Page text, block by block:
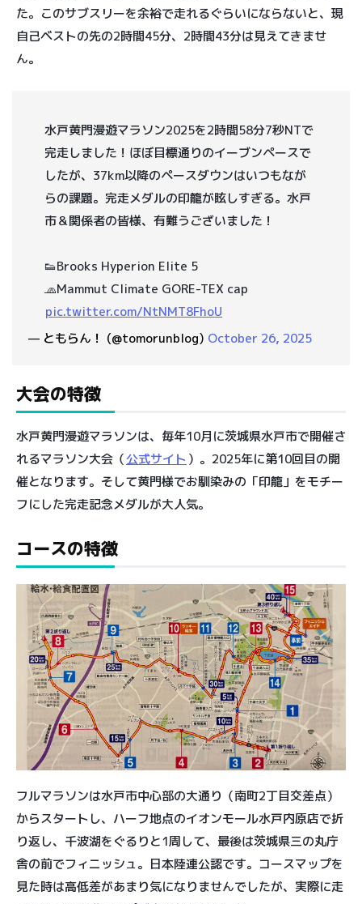
た。このサブスリーを余裕で走れるぐらいにならないと、現
自己ベストの先の2時間45分、2時間43分は見えてきませ
ん。
水戸黄門漫遊マラソン2025を2時間58分7秒NTで
完走しました！ほぼ目標通りのイーブンペースで
したが、37km以降のペースダウンはいつもなが
らの課題。完走メダルの印籠が眩しすぎる。水戸
市＆関係者の皆様、有難うございました！
👟Brooks Hyperion Elite 5
🧢Mammut Climate GORE-TEX cap
pic.twitter.com/NtNMT8FhoU
— ともらん！ (@tomorunblog) October 26, 2025
大会の特徴
水戸黄門漫遊マラソンは、毎年10月に茨城県水戸市で開催さ
れるマラソン大会（公式サイト ）。2025年に第10回目の開
催となります。そして黄門様でお馴染みの「印籠」をモチー
フにした完走記念メダルが大人気。
コースの特徴
フルマラソンは水戸市中心部の大通り（南町2丁目交差点）
からスタートし、ハーフ地点のイオンモール水戸内原店で折
り返し、千波湖をぐるりと1周して、最後は茨城県三の丸庁
舎の前でフィニッシュ。日本陸連公認です。コースマップを
見た時は高低差があまり気になりませんでしたが、実際に走